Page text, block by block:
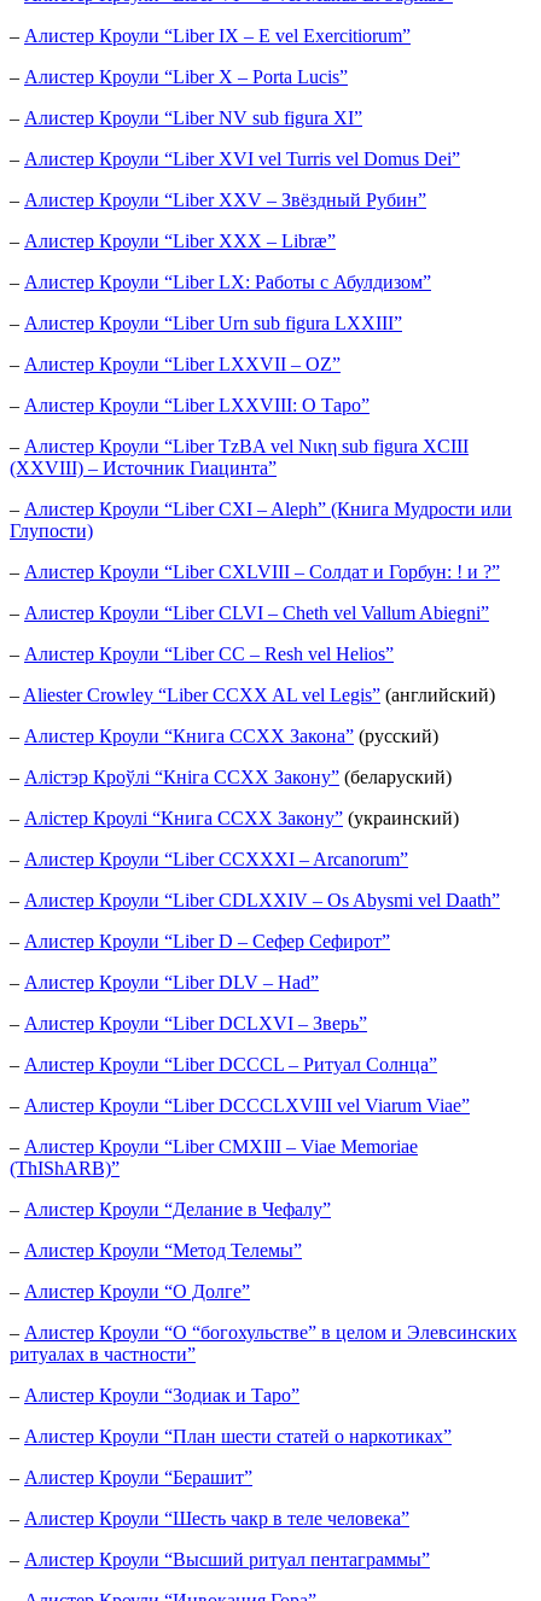
– Алистер Кроули “Liber IX – E vel Exercitiorum”
– Алистер Кроули “Liber X – Porta Lucis”
– Алистер Кроули “Liber NV sub figura XI”
– Алистер Кроули “Liber XVI vel Turris vel Domus Dei”
– Алистер Кроули “Liber XXV – Звёздный Рубин”
– Алистер Кроули “Liber XXX – Libræ”
– Алистер Кроули “Liber LX: Работы с Абулдизом”
– Алистер Кроули “Liber Urn sub figura LXXIII”
– Алистер Кроули “Liber LXXVII – OZ”
– Алистер Кроули “Liber LXXVIII: О Таро”
– Алистер Кроули “Liber TzBA vel Νικη sub figura XCIII
(XXVIII) – Источник Гиацинта”
– Алистер Кроули “Liber CXI – Aleph” (Книга Мудрости или
Глупости)
– Алистер Кроули “Liber CXLVIII – Солдат и Горбун: ! и ?”
– Алистер Кроули “Liber CLVI – Cheth vel Vallum Abiegni”
– Алистер Кроули “Liber CC – Resh vel Helios”
–Aliester Crowley “Liber CCXX AL vel Legis” (английский)
– Алистер Кроули “Книга CCXX Закона” (русский)
– Алicтэр Кроўлi “Кніга CCXX Закону” (беларуский)
– Алiстер Кроулi “Книга CCXX Закону” (украинский)
– Алистер Кроули “Liber CCXXXI – Arcanorum”
– Алистер Кроули “Liber CDLXXIV – Os Abysmi vel Daath”
– Алистер Кроули “Liber D – Сефер Сефирот”
– Алистер Кроули “Liber DLV – Had”
– Алистер Кроули “Liber DCLXVI – Зверь”
– Алистер Кроули “Liber DCCCL – Ритуал Солнца”
– Алистер Кроули “Liber DCCCLXVIII vel Viarum Viae”
– Алистер Кроули “Liber CMXIII – Viae Memoriae
(ThIShARB)”
– Алистер Кроули “Делание в Чефалу”
– Алистер Кроули “Метод Телемы”
– Алистер Кроули “О Долге”
– Алистер Кроули “О “богохульстве” в целом и Элевсинских
ритуалах в частности”
– Алистер Кроули “Зодиак и Таро”
– Алистер Кроули “План шести статей о наркотиках”
– Алистер Кроули “Берашит”
– Алистер Кроули “Шесть чакр в теле человека”
– Алистер Кроули “Высший ритуал пентаграммы”